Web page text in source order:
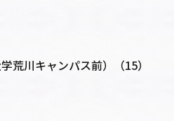
荒川キャンパス前）（15）